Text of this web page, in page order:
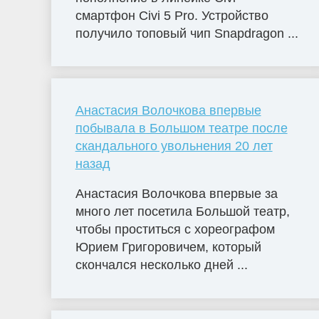
смартфон Civi 5 Pro. Устройство
получило топовый чип Snapdragon ...
Анастасия Волочкова впервые
побывала в Большом театре после
скандального увольнения 20 лет
назад
Анастасия Волочкова впервые за
много лет посетила Большой театр,
чтобы проститься с хореографом
Юрием Григоровичем, который
скончался несколько дней ...